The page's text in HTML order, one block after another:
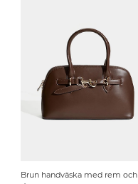
Brun handväska med rem och